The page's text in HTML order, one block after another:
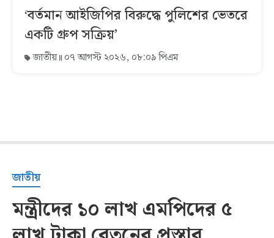
‘বর্তমান আইজিপির বিরুদ্ধে পুলিশের ভেতরে
একটি গ্রুপ সক্রিয়’
জাতীয় ০৭ আগস্ট ২০২৬, ০৮:০৯ পিএম
জাতীয়
মন্ত্রীদের ১০ লাখ এমপিদের ৫